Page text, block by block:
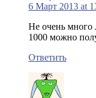
6 Март 2013 at
Не очень много
1000 можно
Ответить